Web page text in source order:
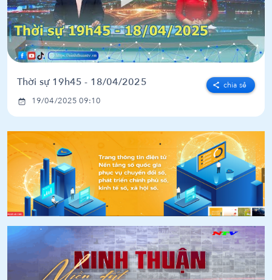
Thời sự 19h45 - 18/04/2025 chia sẻ
19/04/2025 09:10